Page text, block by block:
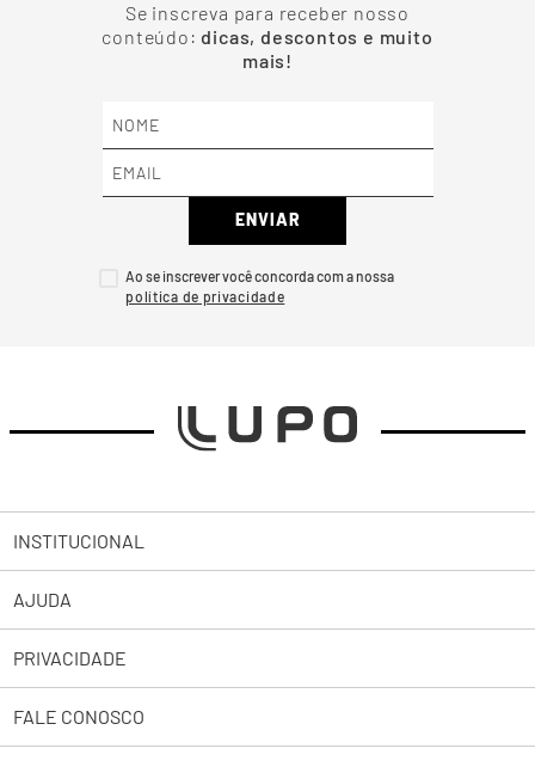
Se inscreva para receber nosso
conteúdo: dicas, descontos e muito
mais!
ENVIAR
Ao se inscrever você concorda com a nossa
INSTITUCIONAL
Sobre a Lupo
Trabalhe Conosco
Lojas
AJUDA
Abrir uma Solicitação
2ª Via de Boleto Pessoas Jurídicas
PRIVACIDADE
Política de Privacidade
FALE CONOSCO